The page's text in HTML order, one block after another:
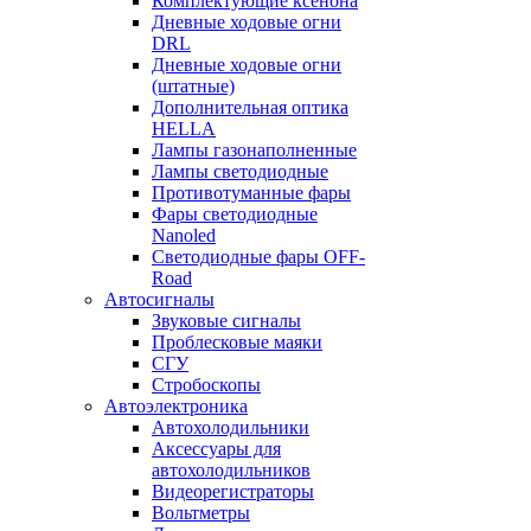
Дневные ходовые огни
DRL
Дневные ходовые огни
(штатные)
Дополнительная оптика
HELLA
Лампы газонаполненные
Лампы светодиодные
Противотуманные фары
Фары светодиодные
Nanoled
Светодиодные фары OFF-
Road
Автосигналы
Звуковые сигналы
Проблесковые маяки
СГУ
Стробоскопы
Автоэлектроника
Автохолодильники
Аксессуары для
автохолодильников
Видеорегистраторы
Вольтметры